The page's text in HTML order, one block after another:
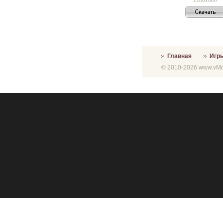
Главная
© 2010-2026